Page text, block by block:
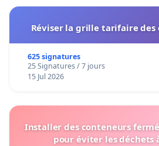
Réviser la grille tarifaire des
625 signatures
25 Signatures / 7 jours
15 Jul 2026
Installer des conteneurs
pour éviter les déchets